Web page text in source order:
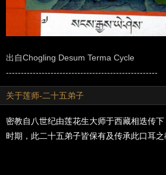
出自Chogling Desum Terma Cycle
---------------------------------------------------
关于莲师-二十五弟子
密教自八世纪由莲花生大师于西藏相迭传
时期，此二十五弟子皆保有及传承此口耳
为第一代之宁玛瑜伽者继而相续无断传承